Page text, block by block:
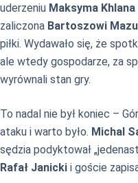
uderzeniu Maksyma Khlana
zaliczona Bartoszowi
piłki. Wydawało się, że
ale wtedy gospodarze, za
wyrównali stan gry.
To nadal nie był koniec –
ataku i warto było. Michal
sędzia podyktował
Rafał Janicki i goście